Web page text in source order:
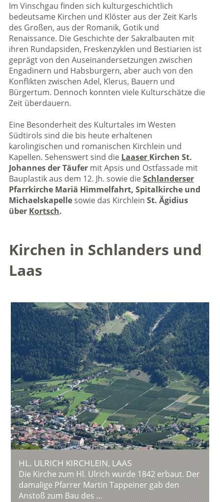
Im Vinschgau finden sich kulturgeschichtlich
bedeutsame Kirchen und Klöster aus der Zeit Karls
des Großen, aus der Romanik, Gotik und
Renaissance. Die Geschichte der Sakralbauten mit
ihren Rundapsiden, Freskenzyklen und Bestiarien ist
geprägt von den Auseinandersetzungen zwischen
Engadinern und Habsburgern, aber auch von den
Konflikten zwischen Adel, Klerus, Bauern und
Bürgertum. Dennoch konnten viele Kulturschätze die
Zeit überdauern.
Eine Besonderheit des Kulturtales im Westen
Südtirols sind die bis heute erhaltenen
karolingischen und romanischen Kirchlein und
Kapellen. Sehenswert sind die Laaser Kirchen St.
Johannes der Täufermit Apsis und Ostfassade mit
Bauplastik aus dem 12. Jh. sowie dieSchlanderser
Pfarrkirche Mariä Himmelfahrt, Spitalkirche und
Michaelskapellesowie das Kirchlein St. Ägidius
über Kortsch.
Kirchen in Schlanders und
Laas
HL. ULRICH KIRCHLEIN, LAAS
Die Kirche zum Hl. Ulrich wurde 1842 erbaut. Der
damalige Pfarrer Martin Tappeiner gab den
Anstoß zum Bau des ...